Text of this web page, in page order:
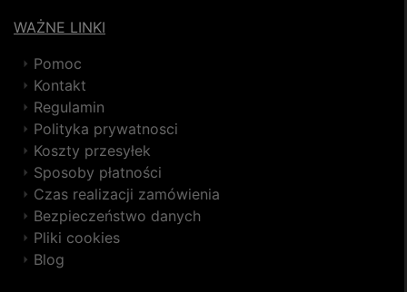
WAŻNE LINKI
Pomoc
Kontakt
Regulamin
Polityka prywatnosci
Koszty przesyłek
Sposoby płatności
Czas realizacji zamówienia
Bezpieczeństwo danych
Pliki cookies
Blog